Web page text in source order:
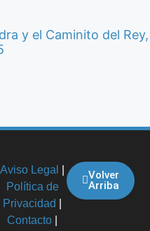
y el Caminito del Rey,
Aviso Legal
Política de
Privacidad
Contacto
Volver
Arriba